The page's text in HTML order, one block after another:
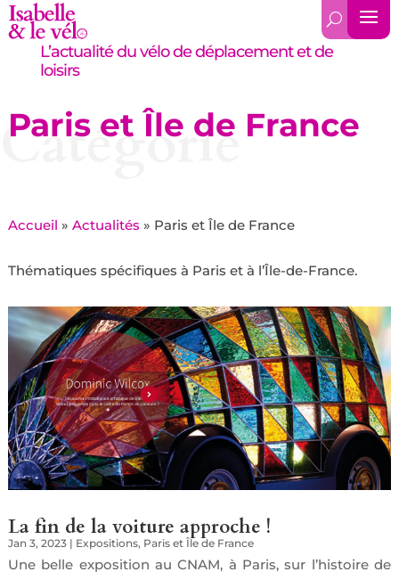
L’actualité du vélo de déplacement et de
loisirs
Paris et Île de France
Catégorie
Accueil » Actualités » Paris et Île de France
Thématiques spécifiques à Paris et à l’Île-de-France.
La fin de la voiture approche !
Jan 3, 2023| Expositions, Paris et Île de France
Une belle exposition au CNAM, à Paris, sur l’histoire de